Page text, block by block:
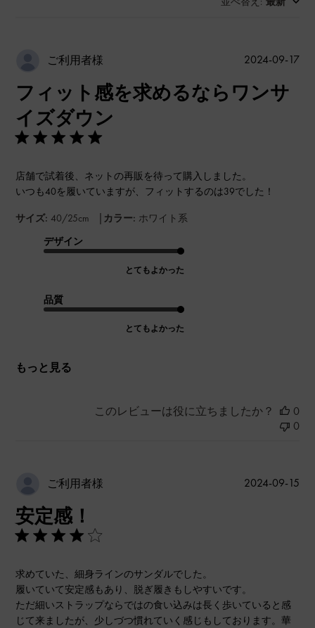
ご利用者様
フィット感を求めるならワンサ
イズダウン
店舗で試着後、ネットの再販を待って購入しました。
いつも40を履いていますが、フィットするのは39でした！
サイズ: 40/25cm | カラー: ホワイト系
デザイン
とてもよかった
品質
とてもよかった
もっと見る
公
2024-09-17
このレビューは役に立ちましたか？
0
0
ご利用者様
安定感！
求めていた、細身ラインのサンダルでした。
履いていて安定感もあり、脱ぎ履きもしやすいです。
ただ細いストラップならではの食い込みは長く歩いていると感
じて来ましたが、少しづつ慣れていく感じもしております。華
公
2024-09-15